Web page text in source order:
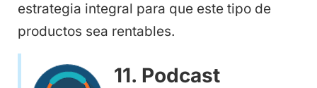
estrategia integral para que este tipo de
productos sea rentables.
11. Podcast